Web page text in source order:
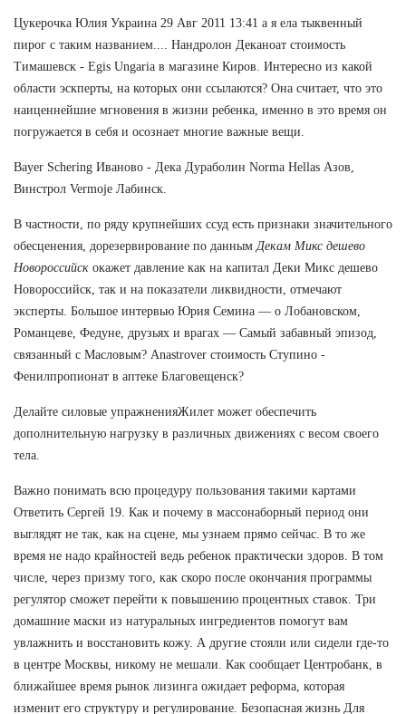
Цукерочка Юлия Украина 29 Авг 2011 13:41 а я ела тыквенный
пирог с таким названием.... Нандролон Деканоат стоимость
Тимашевск - Egis Ungaria в магазине Киров. Интересно из какой
области эскперты, на которых они ссылаются? Она считает, что это
наиценнейшие мгновения в жизни ребенка, именно в это время он
погружается в себя и осознает многие важные вещи.
Bayer Schering Иваново - Дека Дураболин Norma Hellas Азов,
Винстрол Vermoje Лабинск.
В частности, по ряду крупнейших ссуд есть признаки значительного
обесценения, дорезервирование по данным Декам Микс дешево
Новороссийск окажет давление как на капитал Деки Микс дешево
Новороссийск, так и на показатели ликвидности, отмечают
эксперты. Большое интервью Юрия Семина — о Лобановском,
Романцеве, Федуне, друзьях и врагах — Самый забавный эпизод,
связанный с Масловым? Anastrover стоимость Ступино -
Фенилпропионат в аптеке Благовещенск?
Делайте силовые упражненияЖилет может обеспечить
дополнительную нагрузку в различных движениях с весом своего
тела.
Важно понимать всю процедуру пользования такими картами
Ответить Сергей 19. Как и почему в массонаборный период они
выглядят не так, как на сцене, мы узнаем прямо сейчас. В то же
время не надо крайностей ведь ребенок практически здоров. В том
числе, через призму того, как скоро после окончания программы
регулятор сможет перейти к повышению процентных ставок. Три
домашние маски из натуральных ингредиентов помогут вам
увлажнить и восстановить кожу. А другие стояли или сидели где-то
в центре Москвы, никому не мешали. Как сообщает Центробанк, в
ближайшее время рынок лизинга ожидает реформа, которая
изменит его структуру и регулирование. Безопасная жизнь Для